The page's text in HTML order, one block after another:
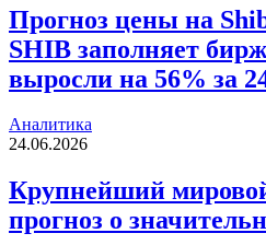
Прогноз цены на
SHIB заполняет
выросли на 56% за
Аналитика
24.06.2026
Крупнейший
прогноз о